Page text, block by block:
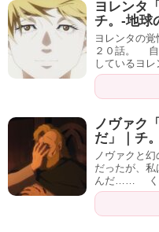
ヨレンタ
チ。-地球
ヨレンタの
２０話。 自
しているヨレ
ノヴァク
だ」｜チ
ノヴァクと
だったが、
んだ…… く